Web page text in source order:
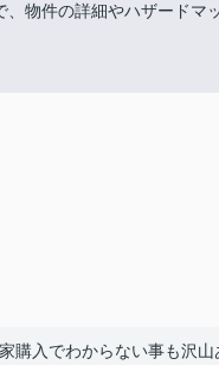
物件の詳細やハザードマ
購入でわからない事も沢山